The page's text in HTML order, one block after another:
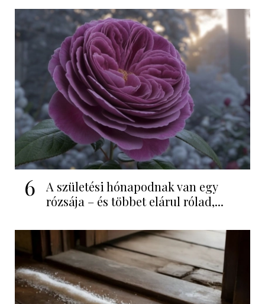
6
A születési hónapodnak van egy
rózsája – és többet elárul rólad,...